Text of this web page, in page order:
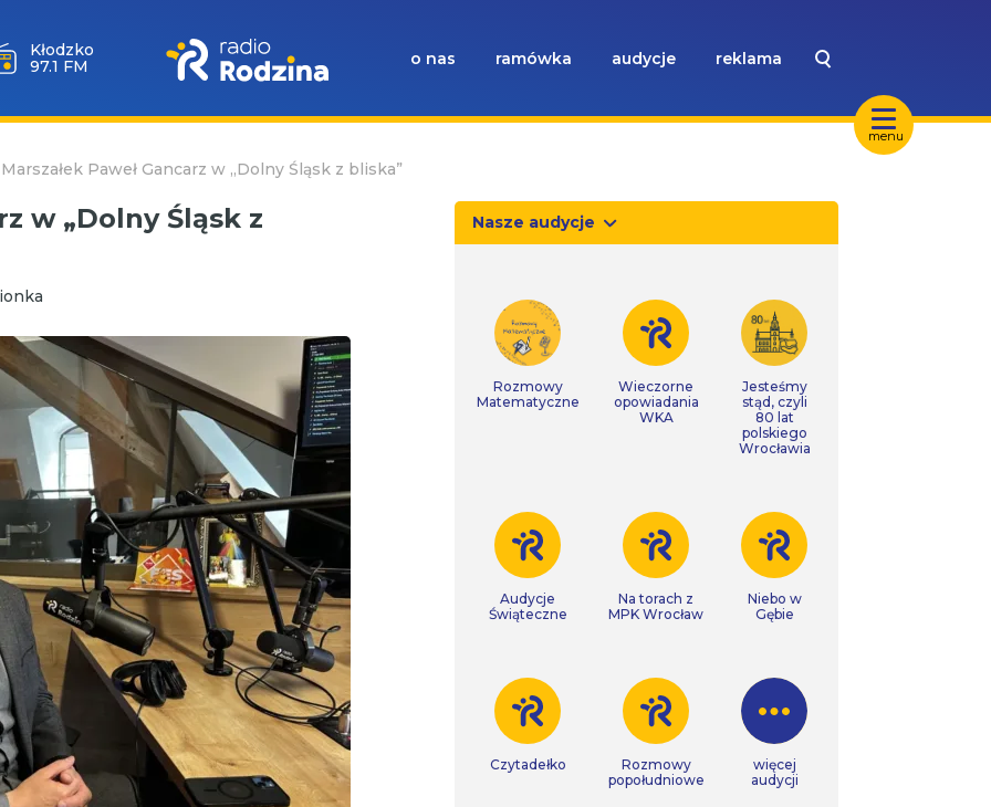
menu
Wołów
99.6 FM
o nas ramówka audycje reklama
Marszałek Paweł Gancarz w „Dolny Śląsk z bliska”
w „Dolny Śląsk z Nasze audycje
Rozmowy
Matematyczne
Wieczorne
opowiadania
WKA
Jesteśmy
stąd, czyli
80 lat
polskiego
Wrocławia
Audycje
Świąteczne
Na torach z
MPK Wrocław
Niebo w
Gębie
Czytadełko
Rozmowy
popołudniowe
więcej
audycji